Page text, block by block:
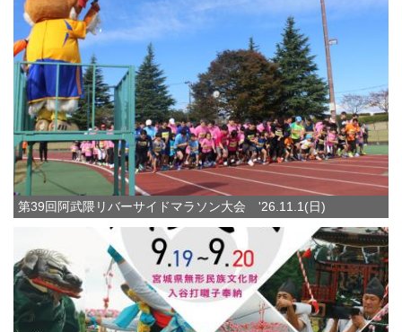
第39回阿武隈リバーサイドマラソン大会 '26.11.1(日)